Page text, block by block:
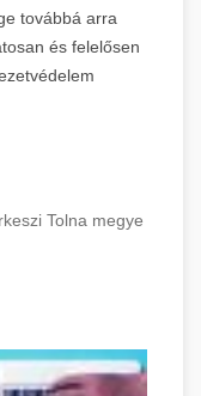
továbbá arra
és felelősen
Tolna megye